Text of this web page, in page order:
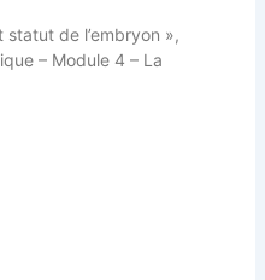
de l’embryon »,
– Module 4 – La